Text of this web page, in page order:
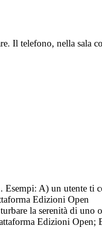
Il telefono, nella sala
A) un utente ti
Edizioni Open
la serenità di
Edizioni